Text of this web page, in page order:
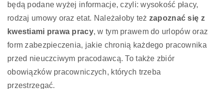
będą podane wyżej informacje, czyli: wysokość płacy,
rodzaj umowy oraz etat. Należałoby też zapoznać się z
kwestiami prawa pracy, w tym prawem do urlopów oraz
form zabezpieczenia, jakie chronią każdego pracownika
przed nieuczciwym pracodawcą. To także zbiór
obowiązków pracowniczych, których trzeba
przestrzegać.